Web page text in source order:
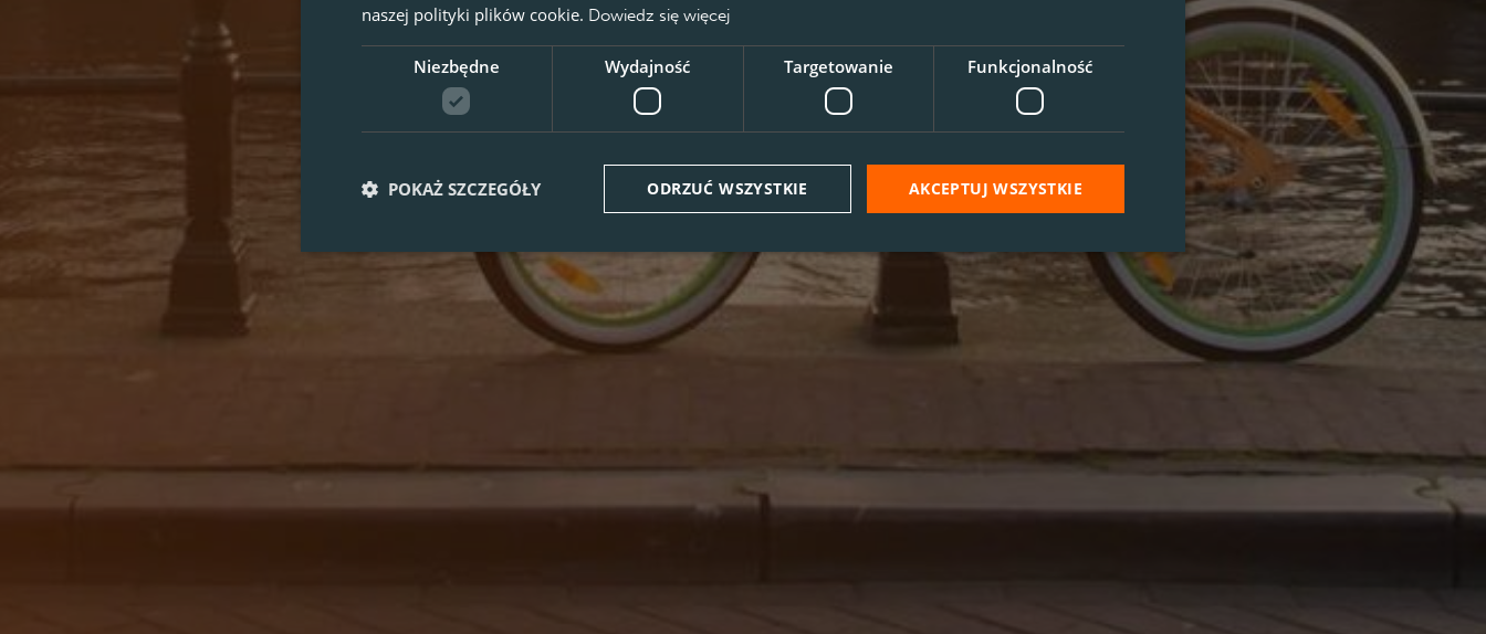
naszej polityki plików cookie. Dowiedz się więcej
Niezbędne Wydajność Targetowanie Funkcjonalność
AKCEPTUJ WSZYSTKIE
ODRZUĆ WSZYSTKIE
POKAŻ SZCZEGÓŁY